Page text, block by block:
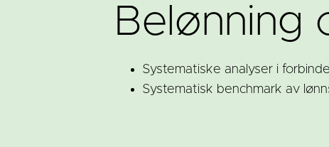
Belønning
​Systematiske analyser i
Systematisk benchmark av